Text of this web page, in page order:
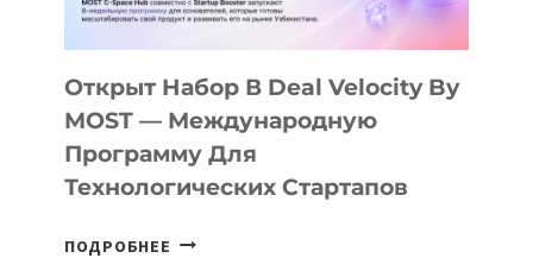
30
ПОДРОСТКАМ
БИЛЕТ
ПРЕДПРИНИМАТЕЛЬСТВО
Открыт Набор В Deal Velocity By
MOST — Международную
Программу Для
Технологических Стартапов
ПОДРОБНЕЕ ОТКРЫТ